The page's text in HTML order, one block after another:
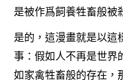
是被作爲飼養牲畜般被
是的，這漫畫就是以這
事：假如人不再是世界
如家禽牲畜般的存在，